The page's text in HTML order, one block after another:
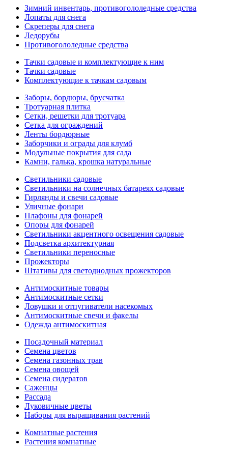
Зимний инвентарь, противогололедные средства
Лопаты для снега
Скреперы для снега
Ледорубы
Противогололедные средства
Тачки садовые и комплектующие к ним
Тачки садовые
Комплектующие к тачкам садовым
Заборы, бордюры, брусчатка
Тротуарная плитка
Сетки, решетки для тротуара
Сетка для ограждений
Ленты бордюрные
Заборчики и ограды для клумб
Модульные покрытия для сада
Камни, галька, крошка натуральные
Светильники садовые
Светильники на солнечных батареях садовые
Гирлянды и свечи садовые
Уличные фонари
Плафоны для фонарей
Опоры для фонарей
Светильники акцентного освещения садовые
Подсветка архитектурная
Светильники переносные
Прожекторы
Штативы для светодиодных прожекторов
Антимоскитные товары
Антимоскитные сетки
Ловушки и отпугиватели насекомых
Антимоскитные свечи и факелы
Одежда антимоскитная
Посадочный материал
Семена цветов
Семена газонных трав
Семена овощей
Семена сидератов
Саженцы
Рассада
Луковичные цветы
Наборы для выращивания растений
Комнатные растения
Растения комнатные